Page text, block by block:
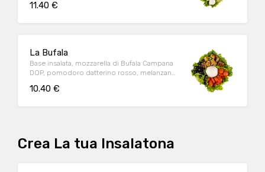
11.40 €
La Bufala
Base insalata, mozzarella di Bufala Campana
DOP, pomodoro datterino rosso, melanzane
10.40 €
Crea La tua Insalatona